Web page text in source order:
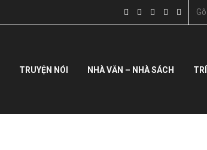
TRUYỆN NÓI NHÀ VĂN – NHÀ SÁCH